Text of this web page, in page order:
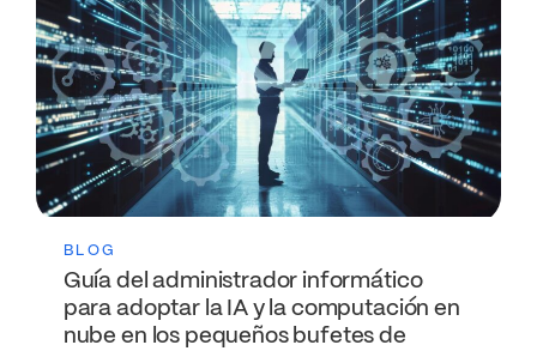
BLOG
Guía del administrador informático
para adoptar la IA y la computación en
nube en los pequeños bufetes de